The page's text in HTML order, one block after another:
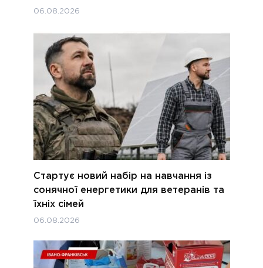
06.08.2026
Стартує новий набір на навчання із
сонячної енергетики для ветеранів та
їхніх сімей
06.08.2026